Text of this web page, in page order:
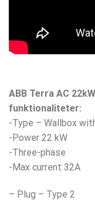
ABB Terra AC
funktionaliteter:
-Type – Wallbox
-Power 22 kW
-Three-phase
-Max current 32A
– Plug – Type 2